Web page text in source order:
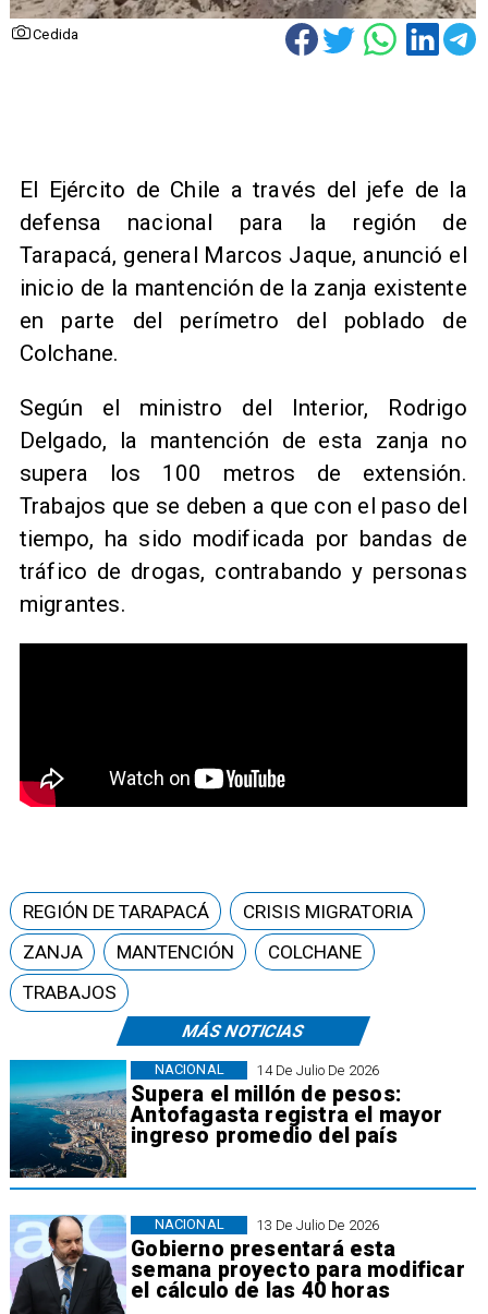
Cedida
El Ejército de Chile a través del jefe de la
defensa nacional para la región de
Tarapacá, general Marcos Jaque, anunció el
inicio de la mantención de la zanja existente
en parte del perímetro del poblado de
Colchane.
Según el ministro del Interior, Rodrigo
Delgado, la mantención de esta zanja no
supera los 100 metros de extensión.
Trabajos que se deben a que con el paso del
tiempo, ha sido modificada por bandas de
tráfico de drogas, contrabando y personas
migrantes.
MÁS NOTICIAS
14 De Julio De 2026
Supera el millón de pesos:
Antofagasta registra el mayor
ingreso promedio del país
NACIONAL
13 De Julio De 2026
Gobierno presentará esta
semana proyecto para modificar
el cálculo de las 40 horas
NACIONAL
REGIÓN DE TARAPACÁ
CRISIS MIGRATORIA
ZANJA
MANTENCIÓN
COLCHANE
TRABAJOS